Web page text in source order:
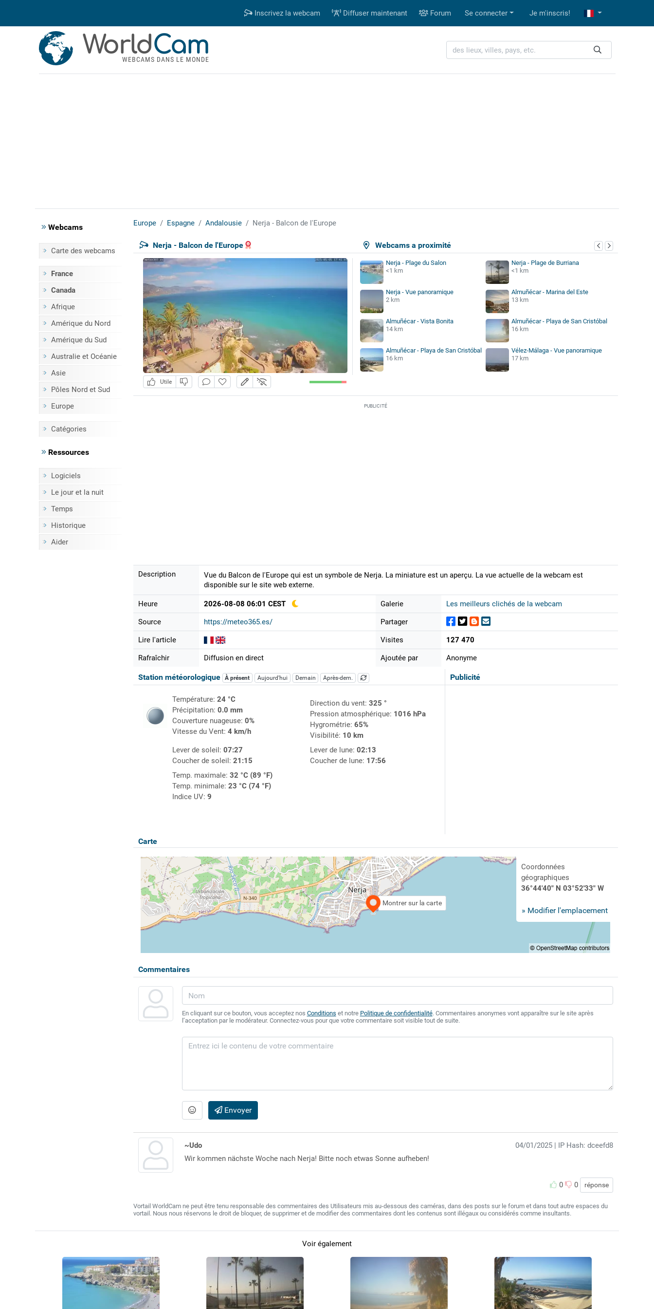
Inscrivez la webcam Diffuser maintenant Forum Se connecter Je m'inscris!
WorldCam
WEBCAMS DANS LE MONDE
Webcams
Carte des webcams
France
Canada
Afrique
Amérique du Nord
Amérique du Sud
Australie et Océanie
Asie
Pôles Nord et Sud
Europe
Catégories
Ressources
Logiciels
Le jour et la nuit
Temps
Historique
Aider
Europe Espagne Andalousie Nerja - Balcon de l'Europe
Webcams a proximité
Nerja - Balcon de l'Europe
Utile
Nerja - Plage du Salon
<1 km
Nerja - Plage de Burriana
<1 km
Nerja - Vue panoramique
2 km
Almuñécar - Marina del Este
13 km
Almuñécar - Vista Bonita
14 km
Almuñécar - Playa de San Cristóbal
16 km
Almuñécar - Playa de San Cristóbal
16 km
Vélez-Málaga - Vue panoramique
17 km
PUBLICITÉ
Description
Vue du Balcon de l'Europe qui est un symbole de Nerja. La miniature est un aperçu. La vue actuelle de la webcam est
disponible sur le site web externe.
Heure 2026-08-08 06:01 CEST
Source https://meteo365.es/
Lire l'article
Rafraîchir Diffusion en direct
Galerie Les meilleurs clichés de la webcam
Partager
Visites 127 470
Ajoutée par Anonyme
Publicité
Station météorologique À présent Aujourd'hui Demain Après-dem.
Température: 24 °C
Précipitation: 0.0 mm
Couverture nuageuse: 0%
Vitesse du Vent: 4 km/h
Direction du vent: 325 °
Pression atmosphérique: 1016 hPa
Hygrométrie: 65%
Visibilité: 10 km
Lever de soleil: 07:27
Coucher de soleil: 21:15
Lever de lune: 02:13
Coucher de lune: 17:56
Temp. maximale: 32 °C (89 °F)
Temp. minimale: 23 °C (74 °F)
Indice UV: 9
Carte
Montrer sur la carte
Coordonnées
géographiques
36°44'40" N 03°52'33" W
» Modifier l'emplacement
Commentaires
En cliquant sur ce bouton, vous acceptez nos Conditions et notre Politique de confidentialité. Commentaires anonymes vont apparaître sur le site après
l’acceptation par le modérateur. Connectez-vous pour que votre commentaire soit visible tout de suite.
Envoyer
04/01/2025 | IP Hash: dceefd8
~Udo
Wir kommen nächste Woche nach Nerja! Bitte noch etwas Sonne aufheben!
0 0 réponse
Vortail WorldCam ne peut être tenu responsable des commentaires des Utilisateurs mis au-dessous des caméras, dans des posts sur le forum et dans tout autre espaces du
vortail. Nous nous réservons le droit de bloquer, de supprimer et de modifier des commentaires dont les contenus sont illégaux ou considérés comme insultants.
Voir également